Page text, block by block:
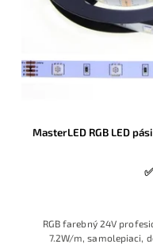
MasterLED RGB LED
RGB farebný 24V
7.2W/m, samolepiaci,